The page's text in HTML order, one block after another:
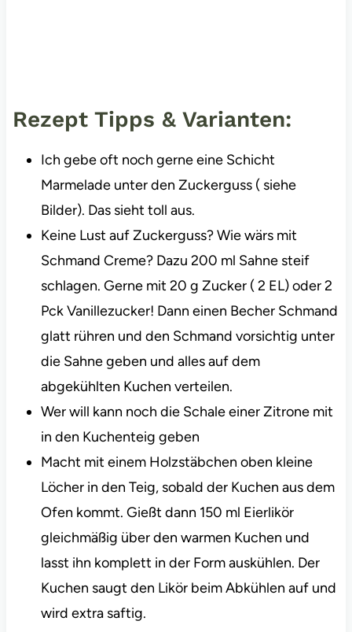
Rezept Tipps & Varianten:
Ich gebe oft noch gerne eine Schicht
Marmelade unter den Zuckerguss ( siehe
Bilder). Das sieht toll aus.
Keine Lust auf Zuckerguss? Wie wärs mit
Schmand Creme? Dazu 200 ml Sahne steif
schlagen. Gerne mit 20 g Zucker ( 2 EL) oder 2
Pck Vanillezucker! Dann einen Becher Schmand
glatt rühren und den Schmand vorsichtig unter
die Sahne geben und alles auf dem
abgekühlten Kuchen verteilen.
Wer will kann noch die Schale einer Zitrone mit
in den Kuchenteig geben
Macht mit einem Holzstäbchen oben kleine
Löcher in den Teig, sobald der Kuchen aus dem
Ofen kommt. Gießt dann 150 ml Eierlikör
gleichmäßig über den warmen Kuchen und
lasst ihn komplett in der Form auskühlen. Der
Kuchen saugt den Likör beim Abkühlen auf und
wird extra saftig.